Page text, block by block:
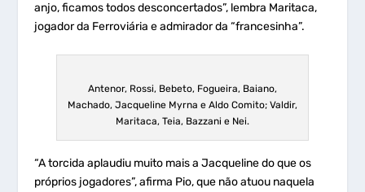
anjo, ficamos todos desconcertados”, lembra Maritaca,
jogador da Ferroviária e admirador da “francesinha”.
Antenor, Rossi, Bebeto, Fogueira, Baiano,
Machado, Jacqueline Myrna e Aldo Comito; Valdir,
Maritaca, Teia, Bazzani e Nei.
“A torcida aplaudiu muito mais a Jacqueline do que os
próprios jogadores”, afirma Pio, que não atuou naquela